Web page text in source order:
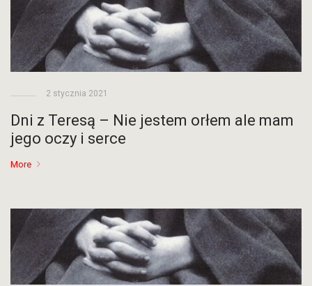
2 stycznia 2021
Dni z Teresą – Nie jestem orłem ale mam
jego oczy i serce
More